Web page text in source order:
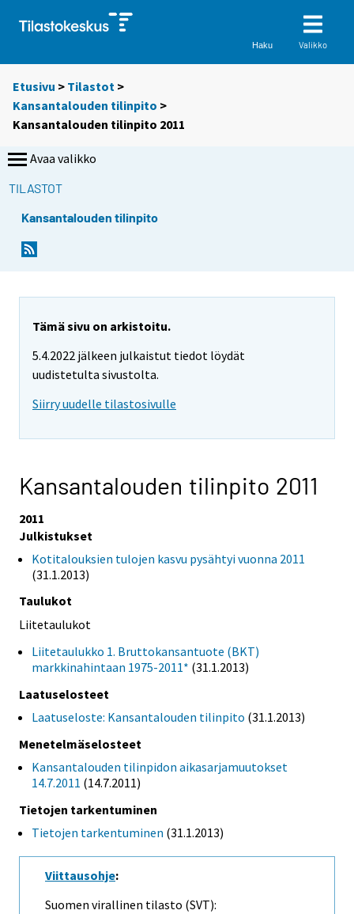
Haku Valikko
Etusivu > Tilastot >
Kansantalouden tilinpito >
Kansantalouden tilinpito 2011
Avaa valikko
TILASTOT
Kansantalouden tilinpito
Tämä sivu on arkistoitu.
5.4.2022 jälkeen julkaistut tiedot löydät
uudistetulta sivustolta.
Siirry uudelle tilastosivulle
Kansantalouden tilinpito 2011
2011
Julkistukset
Kotitalouksien tulojen kasvu pysähtyi vuonna 2011
(31.1.2013)
Taulukot
Liitetaulukot
Liitetaulukko 1. Bruttokansantuote (BKT)
markkinahintaan 1975-2011* (31.1.2013)
Laatuselosteet
Laatuseloste: Kansantalouden tilinpito (31.1.2013)
Menetelmäselosteet
Kansantalouden tilinpidon aikasarjamuutokset
14.7.2011 (14.7.2011)
Tietojen tarkentuminen
Tietojen tarkentuminen (31.1.2013)
Viittausohje:
Suomen virallinen tilasto (SVT):